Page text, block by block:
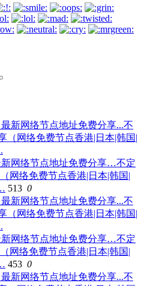
新网络节点地址免费分享…不定
网络免费节点香港|日本|韩国|
513 0
新网络节点地址免费分享…不定
网络免费节点香港|日本|韩国|
453 0